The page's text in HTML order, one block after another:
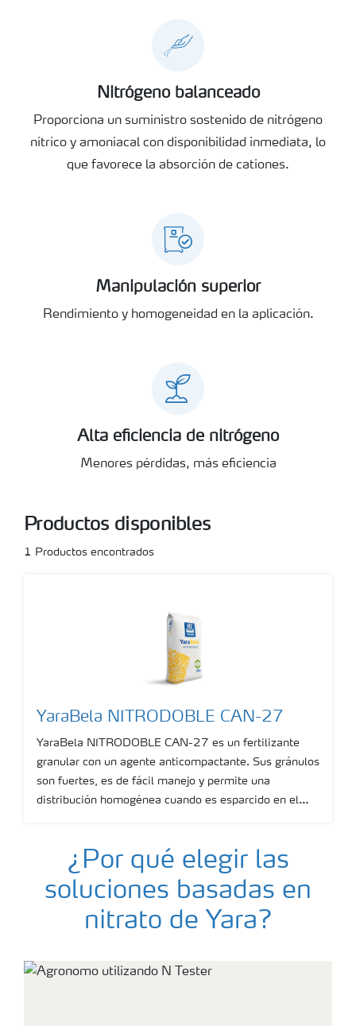
Nitrógeno balanceado
Proporciona un suministro sostenido de nitrógeno
nítrico y amoniacal con disponibilidad inmediata, lo
que favorece la absorción de cationes.
Manipulación superior
Rendimiento y homogeneidad en la aplicación.
Alta eficiencia de nitrógeno
Menores pérdidas, más eficiencia
Productos disponibles
1 Productos encontrados
YaraBela NITRODOBLE CAN-27
YaraBela NITRODOBLE CAN-27 es un fertilizante
granular con un agente anticompactante. Sus gránulos
son fuertes, es de fácil manejo y permite una
distribución homogénea cuando es esparcido en el
¿Por qué elegir las
soluciones basadas en
nitrato de Yara?